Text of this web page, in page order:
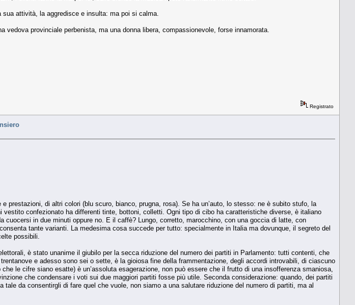
attività, la aggredisce e insulta: ma poi si calma.
provinciale perbenista, ma una donna libera, compassionevole, forse innamorata.
Registrato
prestazioni, di altri colori (blu scuro, bianco, prugna, rosa). Se ha un’auto, lo stesso: ne è subito stufo, la
vestito confezionato ha differenti tinte, bottoni, colletti. Ogni tipo di cibo ha caratteristiche diverse, è italiano
cuocersi in due minuti oppure no. E il caffè? Lungo, corretto, marocchino, con una goccia di latte, con
tante varianti. La medesima cosa succede per tutto: specialmente in Italia ma dovunque, il segreto del
possibili.
è stato unanime il giubilo per la secca riduzione del numero dei partiti in Parlamento: tutti contenti, che
e adesso sono sei o sette, è la gioiosa fine della frammentazione, degli accordi introvabili, di ciascuno
le cifre siano esatte) è un’assoluta esagerazione, non può essere che il frutto di una insofferenza smaniosa,
che condensare i voti sui due maggiori partiti fosse più utile. Seconda considerazione: quando, dei partiti
da consentirgli di fare quel che vuole, non siamo a una salutare riduzione del numero di partiti, ma al